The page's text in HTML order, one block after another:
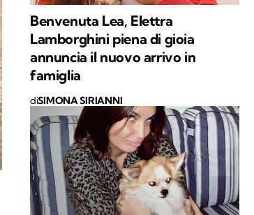
Benvenuta Lea, Elettra
Lamborghini piena di gioia
annuncia il nuovo arrivo in
famiglia
diSIMONA SIRIANNI